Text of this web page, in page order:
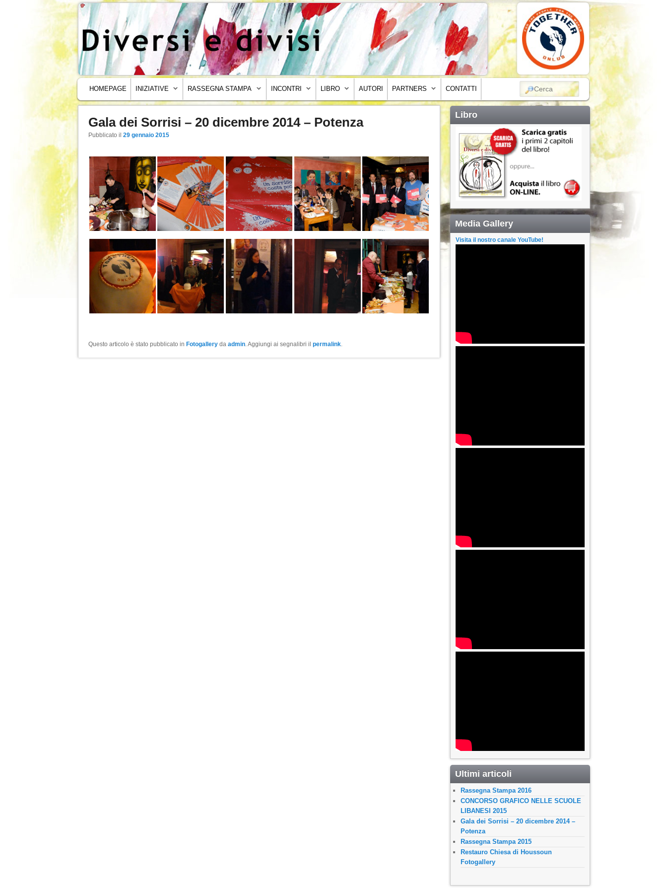
MENU PRINCIPALE
VAI AL CONTENUTO PRINCIPALE
VAI AL CONTENUTO SECONDARIO
HOMEPAGE INIZIATIVE RASSEGNA STAMPA INCONTRI LIBRO AUTORI PARTNERS CONTATTI CERCA
Navigazione articoli
Gala dei Sorrisi – 20 dicembre 2014 – Potenza
Pubblicato il 29 gennaio 2015
Questo articolo è stato pubblicato in Fotogallery da admin. Aggiungi ai segnalibri il permalink.
Libro
Media Gallery
Visita il nostro canale YouTube!
Ultimi articoli
Rassegna Stampa 2016
CONCORSO GRAFICO NELLE SCUOLE
LIBANESI 2015
Gala dei Sorrisi – 20 dicembre 2014 –
Potenza
Rassegna Stampa 2015
Restauro Chiesa di Houssoun
Fotogallery